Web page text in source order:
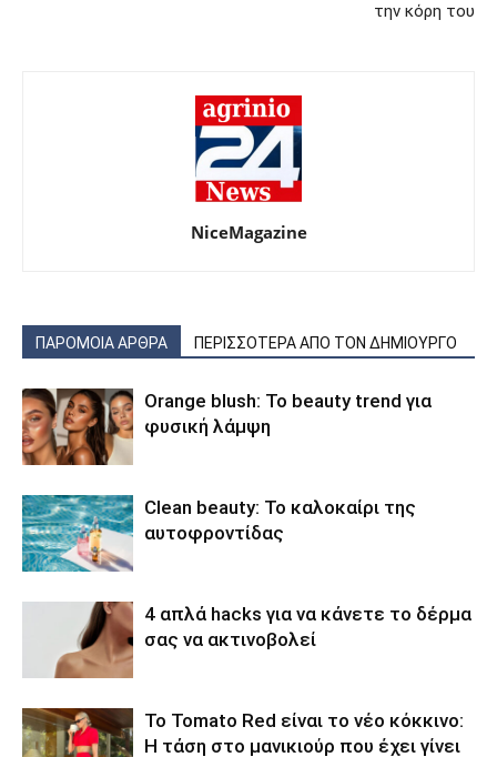
την κόρη του
NiceMagazine
ΠΑΡΟΜΟΙΑ ΑΡΘΡΑ ΠΕΡΙΣΣΟΤΕΡΑ ΑΠΟ ΤΟΝ ΔΗΜΙΟΥΡΓΟ
Orange blush: Το beauty trend για
φυσική λάμψη
Clean beauty: Το καλοκαίρι της
αυτοφροντίδας
4 απλά hacks για να κάνετε το δέρμα
σας να ακτινοβολεί
To Tomato Red είναι το νέο κόκκινο:
Η τάση στο μανικιούρ που έχει γίνει